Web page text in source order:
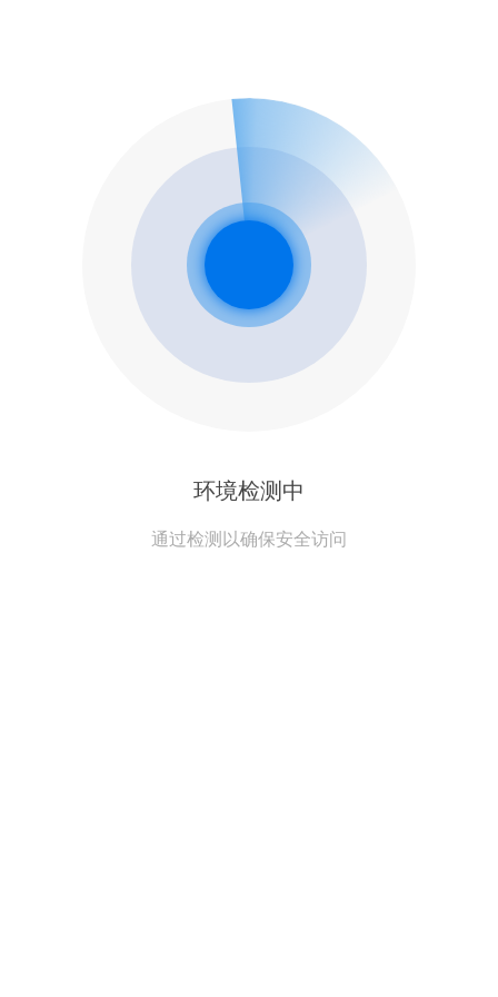
环境检测中
通过检测以确保安全访问